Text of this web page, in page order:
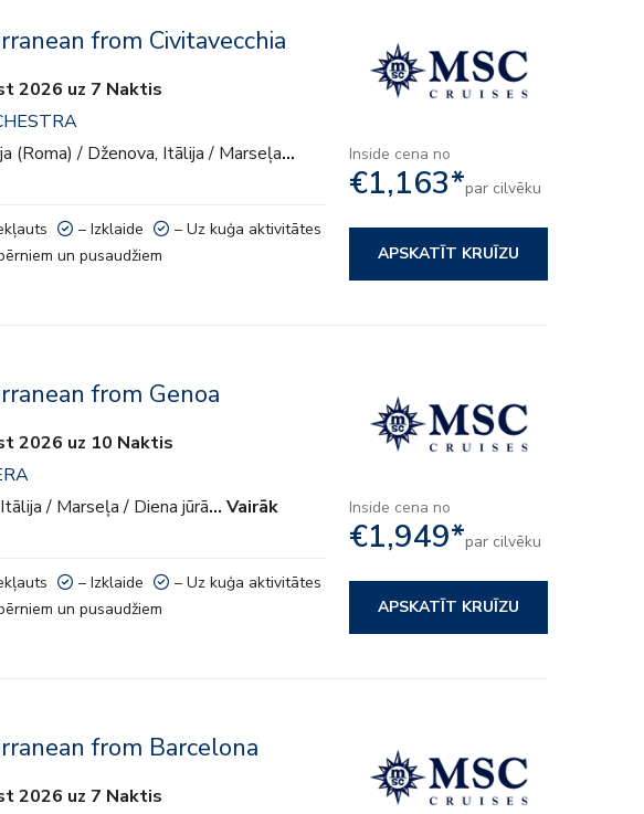
from Civitavecchia
2026 uz 7 Naktis
(Roma) / Dženova, Itālija / Marseļa…
– Izklaide
– Uz kuģa aktivitātes
un pusaudžiem
Inside cena no
€1,163*par cilvēku
APSKATĪT KRUĪZU
from Genoa
2026 uz 10 Naktis
/ Marseļa / Diena jūrā… Vairāk
– Izklaide
– Uz kuģa aktivitātes
un pusaudžiem
Inside cena no
€1,949*par cilvēku
APSKATĪT KRUĪZU
from Barcelona
2026 uz 7 Naktis